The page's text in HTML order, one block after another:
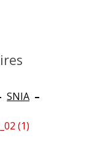
SNIA –